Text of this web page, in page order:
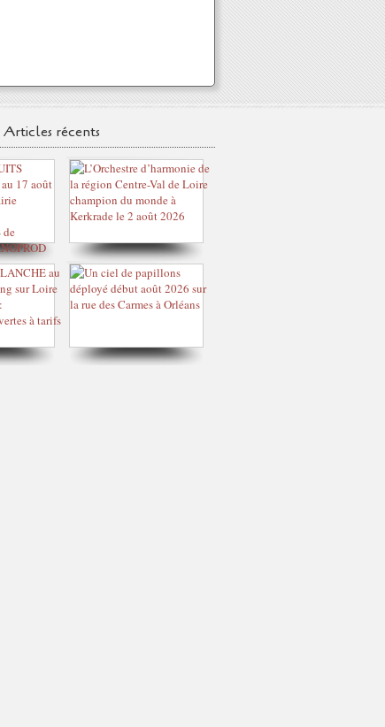
Articles récents